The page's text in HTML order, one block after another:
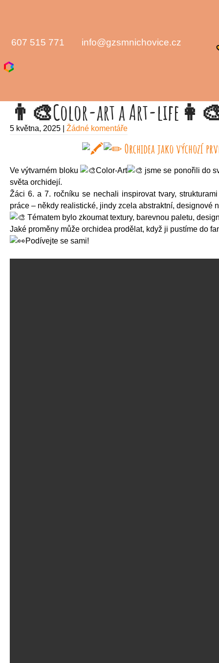
607 515 771 info@gzsmnichovice.cz
👨‍🎨Color-art a Art-
5 května, 2025 Žádné komentáře
Orchidea jako výchozí
Ve výtvarném bloku Color-Art
jsme se ponořili do
světa orchidejí.
Žáci 6. a 7. ročníku se nechali inspirovat tvary,
práce – někdy realistické, jindy zcela abstraktní, designové
Tématem bylo zkoumat textury, barevnou paletu,
Jaké proměny může orchidea prodělat, když ji pustíme do
Podívejte se sami!